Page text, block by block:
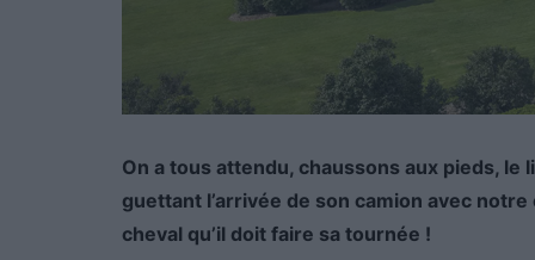
On a tous attendu, chaussons aux pieds,
guettant l’arrivée de son camion avec
cheval qu’il doit faire sa tournée !